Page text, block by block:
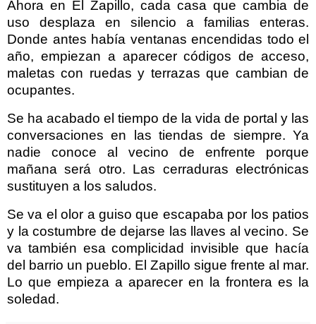
Ahora en El Zapillo, cada casa que cambia de
uso desplaza en silencio a familias enteras.
Donde antes había ventanas encendidas todo el
año, empiezan a aparecer códigos de acceso,
maletas con ruedas y terrazas que cambian de
ocupantes.
Se ha acabado el tiempo de la vida de portal y las
conversaciones en las tiendas de siempre. Ya
nadie conoce al vecino de enfrente porque
mañana será otro. Las cerraduras electrónicas
sustituyen a los saludos.
Se va el olor a guiso que escapaba por los patios
y la costumbre de dejarse las llaves al vecino. Se
va también esa complicidad invisible que hacía
del barrio un pueblo. El Zapillo sigue frente al mar.
Lo que empieza a aparecer en la frontera es la
soledad.